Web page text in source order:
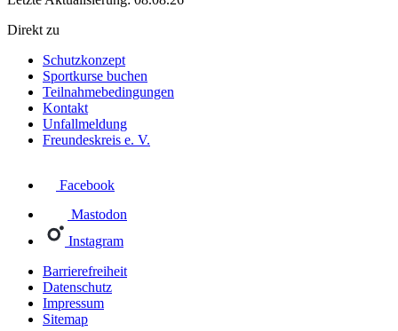
Direkt zu
Schutzkonzept
Sportkurse buchen
Teilnahmebedingungen
Kontakt
Unfallmeldung
Freundeskreis e. V.
Facebook
Mastodon
Instagram
Barrierefreiheit
Datenschutz
Impressum
Sitemap